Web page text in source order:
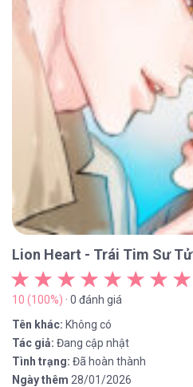
Lion Heart - Trái Tim Sư Tử
10 (100%) · 0 đánh giá
Tên khác: Không có
Tác giả: Đang cập nhật
Tình trạng: Đã hoàn thành
Ngày thêm 28/01/2026